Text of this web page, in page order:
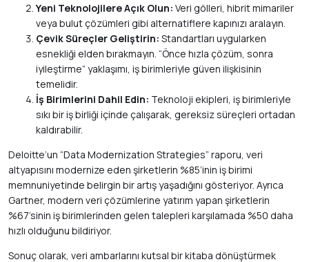
Yeni Teknolojilere Açık Olun: Veri gölleri, hibrit mimariler
veya bulut çözümleri gibi alternatiflere kapınızı aralayın.
Çevik Süreçler Geliştirin: Standartları uygularken
esnekliği elden bırakmayın. “Önce hızla çözüm, sonra
iyileştirme” yaklaşımı, iş birimleriyle güven ilişkisinin
temelidir.
İş Birimlerini Dahil Edin: Teknoloji ekipleri, iş birimleriyle
sıkı bir iş birliği içinde çalışarak, gereksiz süreçleri ortadan
kaldırabilir.
Deloitte’un “Data Modernization Strategies” raporu, veri
altyapısını modernize eden şirketlerin %85’inin iş birimi
memnuniyetinde belirgin bir artış yaşadığını gösteriyor. Ayrıca
Gartner, modern veri çözümlerine yatırım yapan şirketlerin
%67’sinin iş birimlerinden gelen talepleri karşılamada %50 daha
hızlı olduğunu bildiriyor.
Sonuç olarak, veri ambarlarını kutsal bir kitaba dönüştürmek